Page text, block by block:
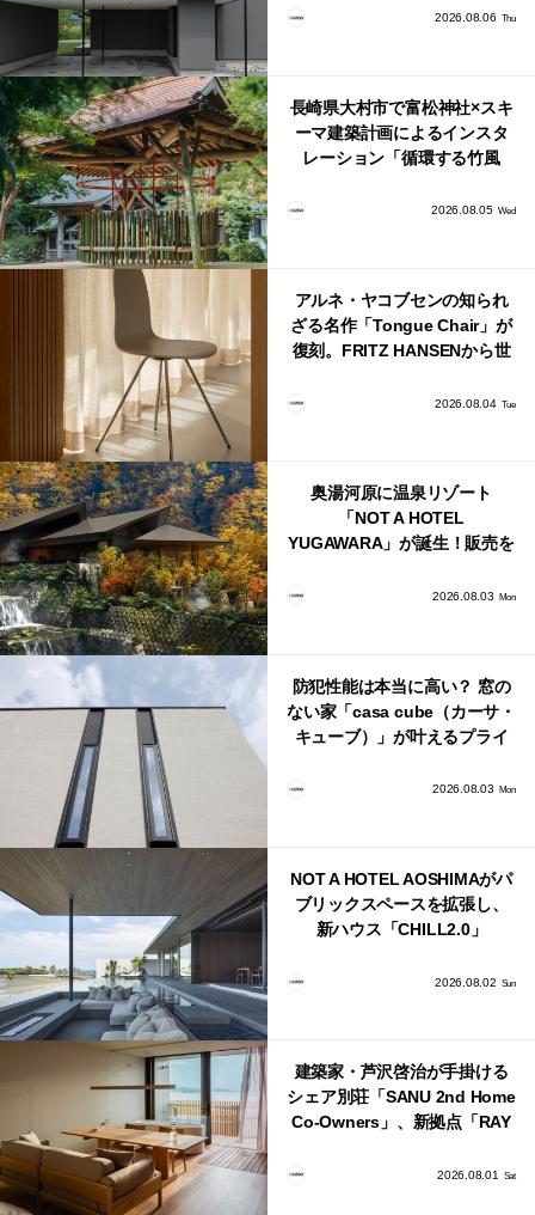
2026.08.06 Thu
長崎県大村市で富松神社×スキ
ーマ建築計画によるインスタ
レーション「循環する竹風
2026.08.05 Wed
アルネ・ヤコブセンの知られ
ざる名作「Tongue Chair」が
復刻。FRITZ HANSENから世
2026.08.04 Tue
奥湯河原に温泉リゾート
「NOT A HOTEL
YUGAWARA」が誕生！販売を
2026.08.03 Mon
防犯性能は本当に高い？ 窓の
ない家「casa cube（カーサ・
キューブ）」が叶えるプライ
2026.08.03 Mon
NOT A HOTEL AOSHIMAがパ
ブリックスペースを拡張し、
新ハウス「CHILL2.0」
2026.08.02 Sun
建築家・芦沢啓治が手掛ける
シェア別荘「SANU 2nd Home
Co-Owners」、新拠点「RAY
2026.08.01 Sat